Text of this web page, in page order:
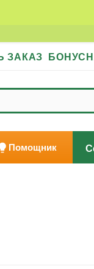
ЗАКАЗ
Помощник